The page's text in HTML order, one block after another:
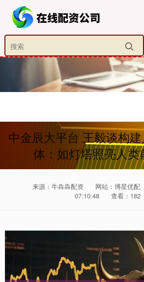
中金辰大平台 王毅谈构
体：如灯塔照亮人类
来源：牛犇犇配资 网站：博星优配
07:10:48
查看：182